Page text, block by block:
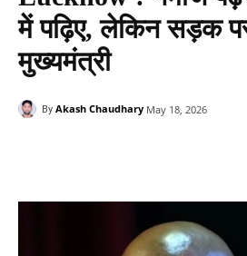
में पढ़िए, लेकिन सड़क
मुख्यमंत्री
By Akash Chaudhary May 18, 2026